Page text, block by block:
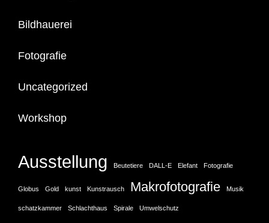
Bildhauerei
Fotografie
Uncategorized
Workshop
Ausstellung Beutetiere DALL-E Elefant Fotografie
Globus Gold kunst Kunstrausch Makrofotografie Musik
schatzkammer Schlachthaus Spirale Umwelschutz